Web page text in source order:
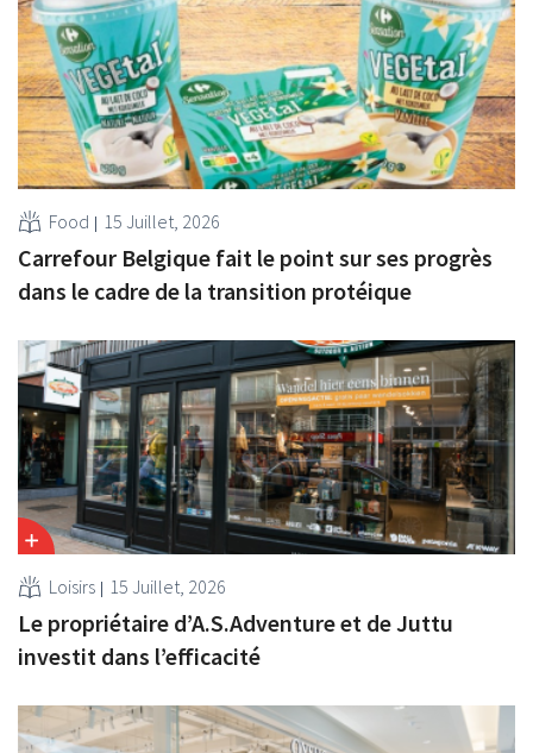
Food 15 Juillet, 2026
Carrefour Belgique fait le point sur ses progrès
dans le cadre de la transition protéique
Loisirs 15 Juillet, 2026
Le propriétaire d’A.S.Adventure et de Juttu
investit dans l’efficacité